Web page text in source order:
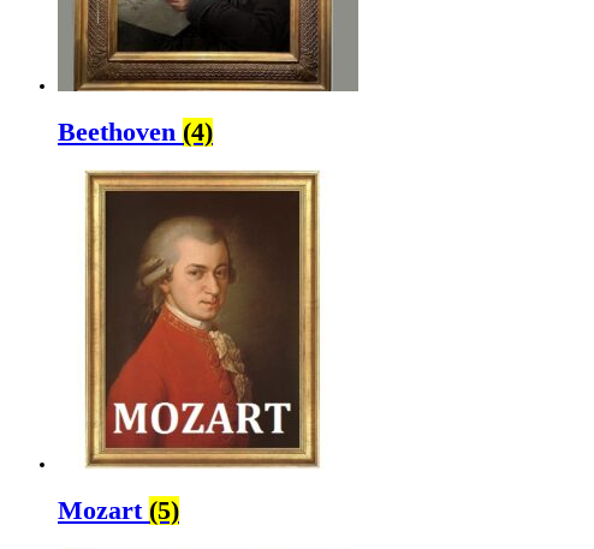
Beethoven (4)
Mozart (5)